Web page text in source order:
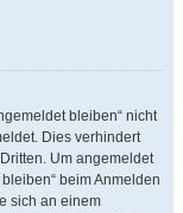
bleiben“ nicht
Dies verhindert
Um angemeldet
beim Anmelden
sich an einem